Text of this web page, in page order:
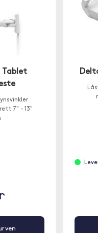
Tablet
7" - 13"